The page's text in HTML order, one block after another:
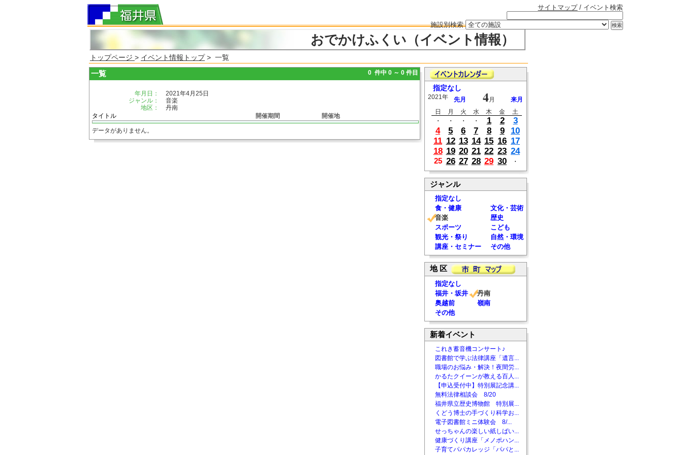
サイトマップ/ イベント検索
施設別検索
おでかけふくい（イベント情報）
トップページ > イベント情報トップ> 一覧
一覧 0 件中 0 ～ 0 件目
年月日：
2021年4月25日
ジャンル：
音楽
地区：
丹南
タイトル
開催期間 開催地
データがありません。
指定なし
2021年 先月 4月
来月
日
月 火 水 木 金
土
・
・ ・ ・ 1 2
3
4
5 6 7 8 9
10
11 12 13 14 15 16 17
18 19 20 21 22 23 24
25 26 27 28 29 30 ・
ジャンル
指定なし
食・健康
文化・芸術
音楽
歴史
スポーツ
こども
観光・祭り
自然・環境
講座・セミナー
その他
地 区
指定なし
福井・坂井
丹南
奥越前
嶺南
その他
新着イベント
これき蓄音機コンサート♪
図書館で学ぶ法律講座「遺言...
職場のお悩み・解決！夜間労...
かるたクイーンが教える百人...
【申込受付中】特別展記念講...
無料法律相談会 8/20
福井県立歴史博物館 特別展...
くどう博士の手づくり科学お...
電子図書館ミニ体験会 8/...
せっちゃんの楽しい紙しばい...
健康づくり講座「メノポハン...
子育てパパカレッジ「パパと...